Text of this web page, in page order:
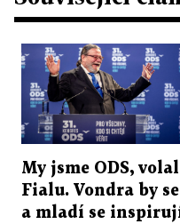
My jsme ODS,
Fialu. Vondra by
a mladí se inspirují